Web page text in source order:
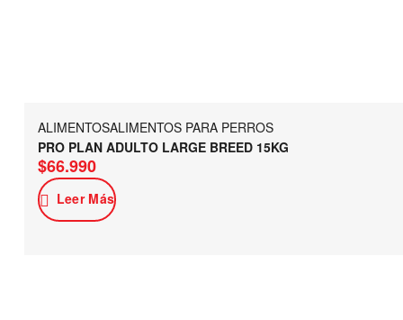
ALIMENTOSALIMENTOS PARA PERROS
PRO PLAN ADULTO LARGE BREED 15KG
$66.990
Leer Más